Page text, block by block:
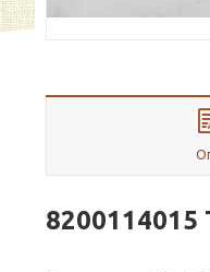
8200114015